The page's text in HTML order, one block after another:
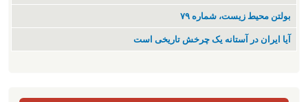
بولتن محیط زیست، شماره ۷۹
آیا ایران در آستانه یک چرخش تاریخی است